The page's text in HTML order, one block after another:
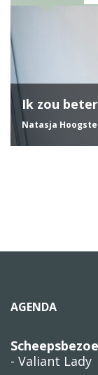
Ik zou
Natasja
AGENDA
- Valiant Lady